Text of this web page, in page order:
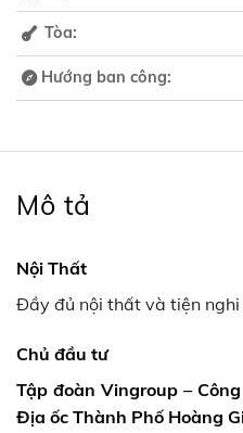
Tòa:
Hướng ban công:
Mô tả
Nội Thất
Đầy đủ nội thất và tiện nghi
Chủ đầu tư
Tập đoàn Vingroup –
Địa ốc Thành Phố Hoàng